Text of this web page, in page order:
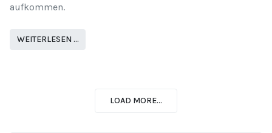
aufkommen.
WEITERLESEN …
LOAD MORE...